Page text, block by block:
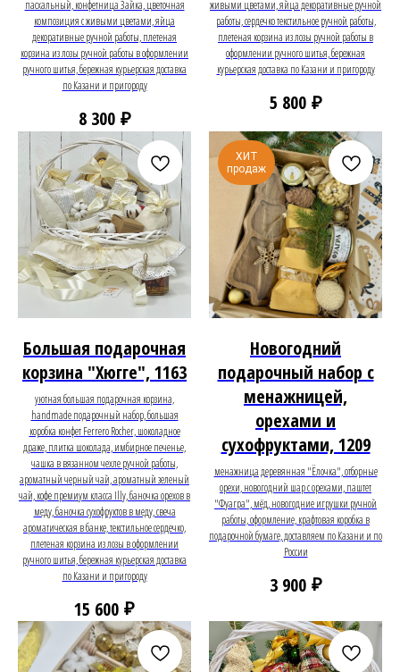
пасхальный, конфетница Зайка, цветочная
композиция с живыми цветами, яйца
декоративные ручной работы, плетеная
корзина из лозы ручной работы в оформлении
ручного шитья, бережная курьерская доставка
по Казани и пригороду
8 300 ₽
живыми цветами, яйца декоративные ручной
работы, сердечко текстильное ручной работы,
плетеная корзина из лозы ручной работы в
оформлении ручного шитья, бережная
курьерская доставка по Казани и пригороду
5 800 ₽
Большая подарочная
корзина "Хюгге", 1163
уютная большая подарочная корзина,
handmade подарочный набор, большая
коробка конфет Ferrero Rocher, шоколадное
драже, плитка шоколада, имбирное печенье,
чашка в вязанном чехле ручной работы,
ароматный черный чай, ароматный зеленый
чай, кофе премиум класса Illy, баночка орехов в
меду, баночка сухофруктов в меду, свеча
ароматическая в банке, текстильное сердечко,
плетеная корзина из лозы в оформлении
ручного шитья, бережная курьерская доставка
по Казани и пригороду
15 600 ₽
ХИТ
продаж
Новогодний
подарочный набор с
менажницей,
орехами и
сухофруктами, 1209
менажница деревянная "Ёлочка", отборные
орехи, новогодний шар с орехами, паштет
"Фуагра", мёд, новогодние игрушки ручной
работы, оформление, крафтовая коробка в
подарочной бумаге, доставляем по Казани и по
России
3 900 ₽